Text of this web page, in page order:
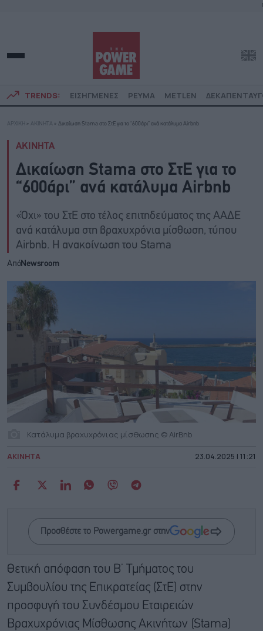
TRENDS: ΕΙΣΗΓΜΕΝΕΣ ΡΕΥΜΑ METLEN
ΑΡΧΙΚΗ » ΑΚΙΝΗΤΑ » Δικαίωση Stama στο ΣτΕ για το “600άρι” ανά κατάλυμα Airbnb
ΑΚΙΝΗΤΑ
Δικαίωση Stama στο ΣτΕ για το
“600άρι” ανά κατάλυμα Airbnb
«Όχι» του ΣτΕ στο τέλος επιτηδεύματος της ΑΑΔΕ
ανά κατάλυμα στη βραχυχρόνια μίσθωση, τύπου
Airbnb. Η ανακοίνωση του Stama
ΑπόNewsroom
Κατάλυμα βραχυχρόνιας μίσθωσης © AirBnb
ΑΚΙΝΗΤΑ 23.04.2025 | 11:21
Προσθέστε το Powergame.gr στην
Θετική απόφαση του Β’ Τμήματος του
Συμβουλίου της Επικρατείας (ΣτΕ) στην
προσφυγή του Συνδέσμου Εταιρειών
Βραχυχρόνιας Μίσθωσης Ακινήτων (Stama)